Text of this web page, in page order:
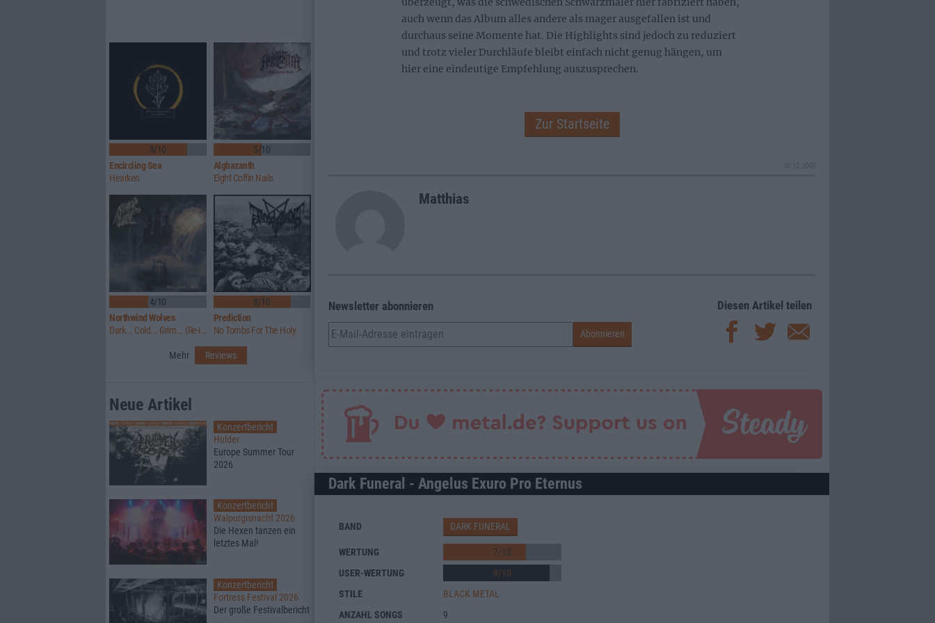
auch wenn das Album alles andere als mager ausgefallen ist und
durchaus seine Momente hat. Die Highlights sind jedoch zu reduziert
und trotz vieler Durchläufe bleibt einfach nicht genug hängen, um
hier eine eindeutige Empfehlung auszusprechen.
Zur Startseite
Matthias
Newsletter abonnieren Diesen Artikel teilen
Dark Funeral - Angelus Exuro Pro Eternus
BAND DARK FUNERAL
WERTUNG 7/10
USER-WERTUNG
9/10
STILE
BLACK METAL
ANZAHL SONGS
9
8/10
Encircling Sea
Hearken
5/10
Alghazanth
Eight Coffin Nails
4/10
Northwind Wolves
Dark... Cold... Grim... (Re-Issue)
8/10
Prediction
No Tombs For The Holy
Mehr Reviews
Neue Artikel
Konzertbericht
Hulder
Europe Summer Tour
2026
Konzertbericht
Walpurgisnacht 2026
Die Hexen tanzen ein
letztes Mal!
Konzertbericht
Fortress Festival 2026
Der große Festivalbericht